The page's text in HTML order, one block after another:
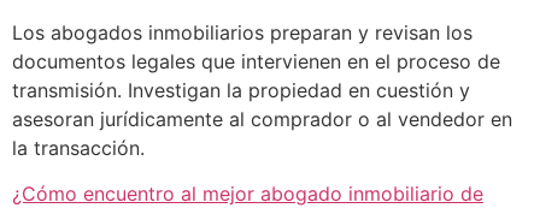
Los abogados inmobiliarios preparan y revisan los
documentos legales que intervienen en el proceso de
transmisión. Investigan la propiedad en cuestión y
asesoran jurídicamente al comprador o al vendedor en
la transacción.
¿Cómo encuentro al mejor abogado inmobiliario de